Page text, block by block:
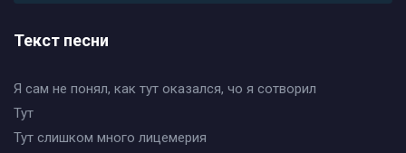
Текст песни
Я сам не понял, как тут оказался, чо я сотворил
Тут
Тут слишком много лицемерия